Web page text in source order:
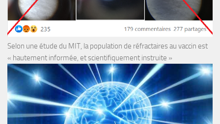
Selon une étude du MIT, la population de réfractaires au vaccin est
« hautement informée, et scientifiquement instruite »